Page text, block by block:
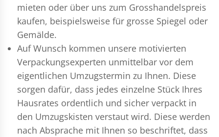
mieten oder über uns zum Grosshandelspreis
kaufen, beispielsweise für grosse Spiegel oder
Gemälde.
Auf Wunsch kommen unsere motivierten
Verpackungsexperten unmittelbar vor dem
eigentlichen Umzugstermin zu Ihnen. Diese
sorgen dafür, dass jedes einzelne Stück Ihres
Hausrates ordentlich und sicher verpackt in
den Umzugskisten verstaut wird. Diese werden
nach Absprache mit Ihnen so beschriftet, dass